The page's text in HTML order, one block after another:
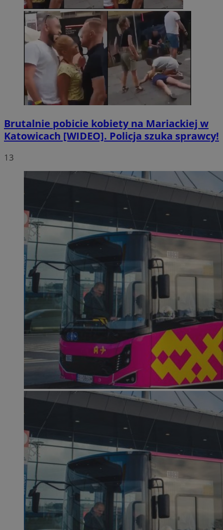
Brutalnie pobicie kobiety na Mariackiej w
Katowicach [WIDEO]. Policja szuka sprawcy!
13